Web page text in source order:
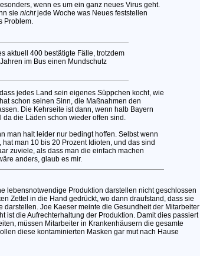
wenn es um ein ganz neues Virus geht.
sie nichtjede Woche was Neues feststellen
Problem.
aktuell 400 bestätigte Fälle, trotzdem
im Bus einen Mundschutz
jedes Land sein eigenes Süppchen kocht, wie
schon seinen Sinn, die Maßnahmen den
Die Kehrseite ist dann, wenn halb Bayern
da die Läden schon wieder offen sind.
man halt leider nur bedingt hoffen. Selbst wenn
man 10 bis 20 Prozent Idioten, und das sind
zuviele, als dass man die einfach machen
anders, glaub es mir.
lebensnotwendige Produktion darstellen nicht geschlossen
Zettel in die Hand gedrückt, wo dann draufstand, dass sie
Joe Kaeser meinte die Gesundheit der Mitarbeiter
ist die Aufrechterhaltung der Produktion. Damit dies passiert
müssen Mitarbeiter in Krankenhäusern die gesamte
diese kontaminierten Masken gar mut nach Hause